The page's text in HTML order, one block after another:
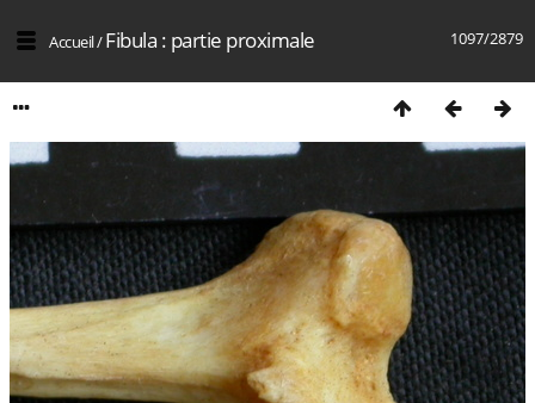
1097/2879
Accueil/Fibula : partie proximale